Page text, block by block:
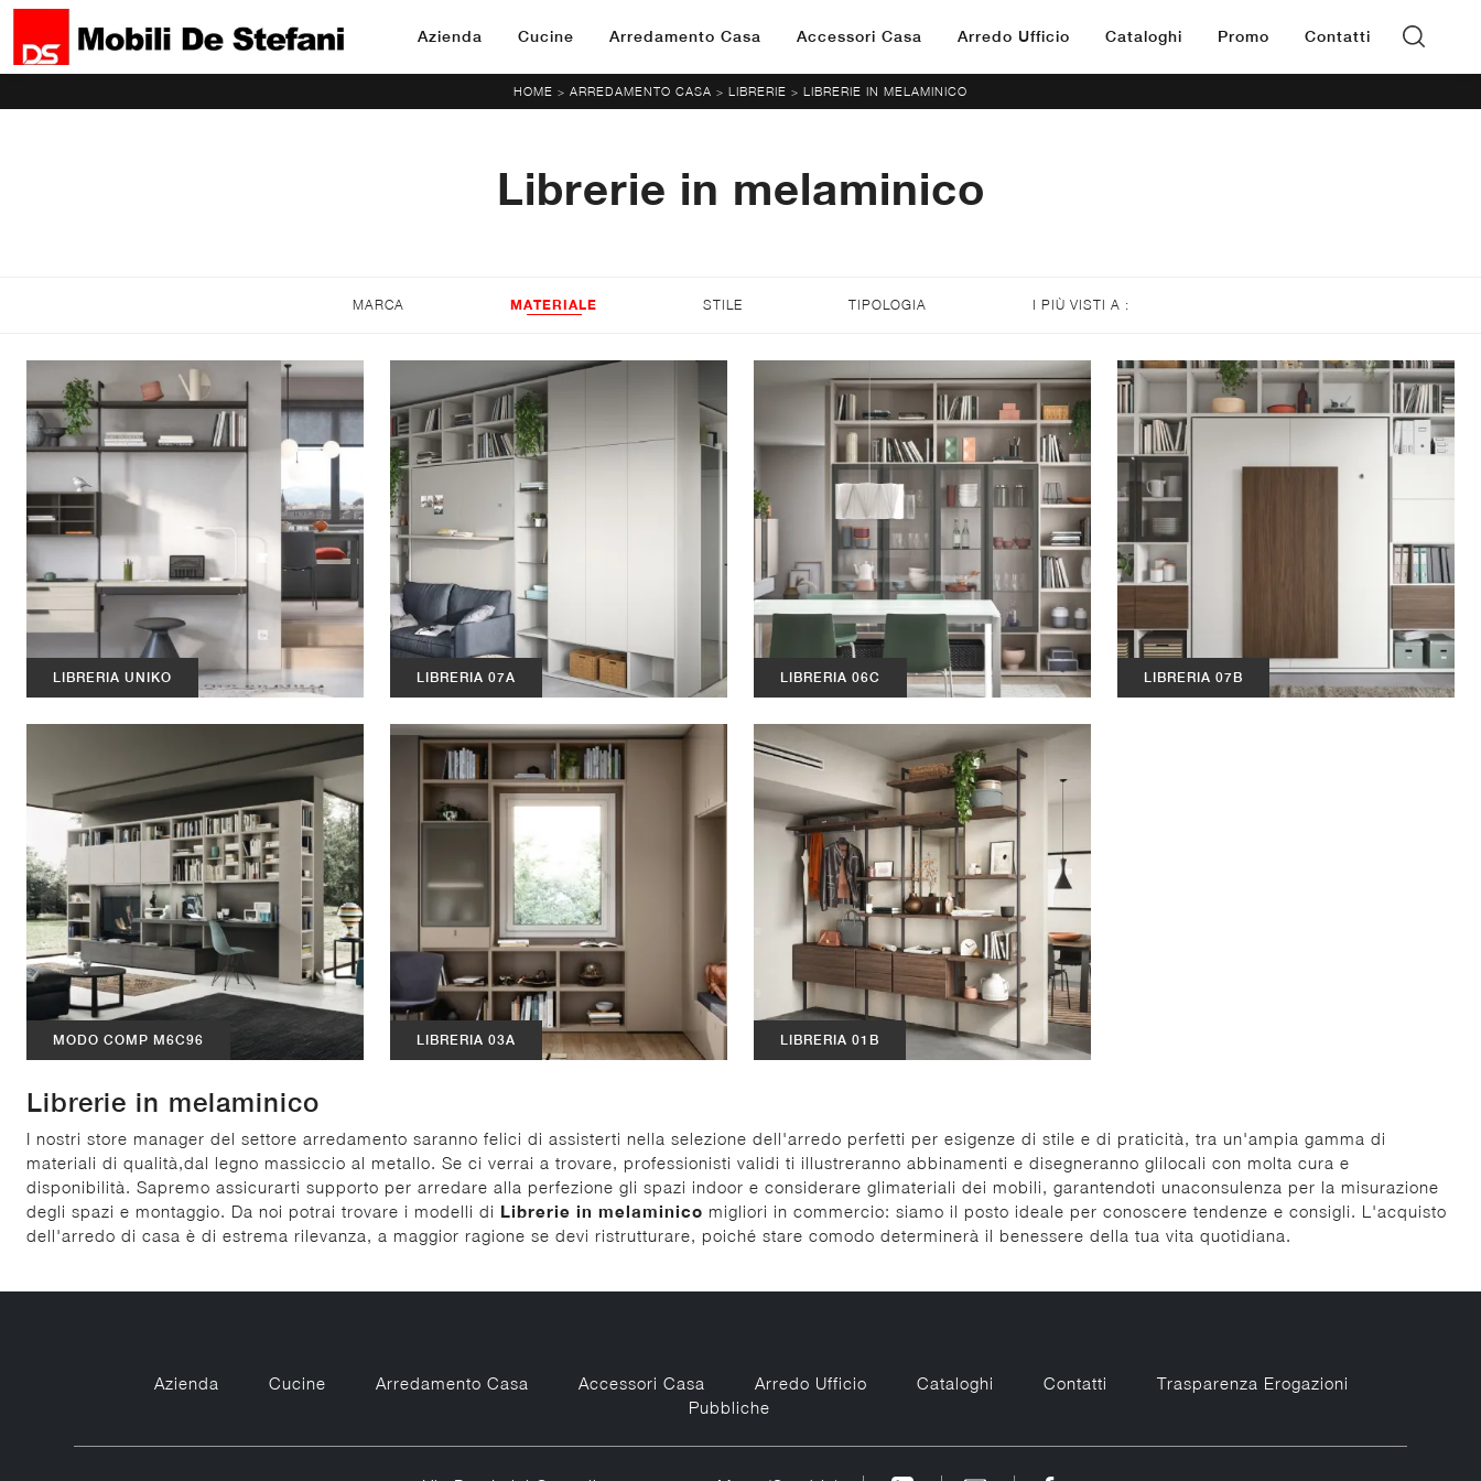
Azienda Cucine Arredamento Casa Accessori Casa Arredo Ufficio Cataloghi Promo Contatti
HOME > ARREDAMENTO CASA > LIBRERIE > LIBRERIE IN MELAMINICO
Librerie in melaminico
MARCA MATERIALE STILE TIPOLOGIA I PIÙ VISTI A :
LIBRERIA UNIKO LIBRERIA 07A LIBRERIA 06C LIBRERIA 07B
MODO COMP M6C96 LIBRERIA 03A LIBRERIA 01B
Librerie in melaminico
I nostri store manager del settore arredamento saranno felici di assisterti nella selezione dell'arredo perfetti per esigenze di stile e di praticità, tra un'ampia gamma di
materiali di qualità,dal legno massiccio al metallo. Se ci verrai a trovare, professionisti validi ti illustreranno abbinamenti e disegneranno glilocali con molta cura e
disponibilità. Sapremo assicurarti supporto per arredare alla perfezione gli spazi indoor e considerare glimateriali dei mobili, garantendoti unaconsulenza per la misurazione
degli spazi e montaggio. Da noi potrai trovare i modelli di Librerie in melaminico migliori in commercio: siamo il posto ideale per conoscere tendenze e consigli. L'acquisto
dell'arredo di casa è di estrema rilevanza, a maggior ragione se devi ristrutturare, poiché stare comodo determinerà il benessere della tua vita quotidiana.
Azienda Cucine Arredamento Casa Accessori Casa Arredo Ufficio Cataloghi Contatti
Trasparenza Erogazioni
Pubbliche